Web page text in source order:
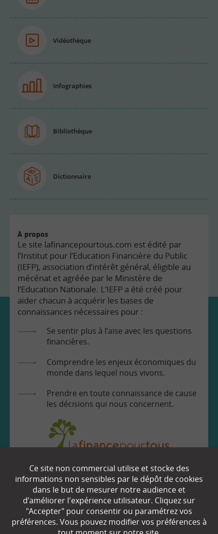
Vidéothèque
Infographies
Bibliothèque
Dictionnaire
À propos
Le site lafinancepourtous.com est édité par
l’Institut pour l’Education Financière du Public
(IEFP), association d’intérêt général, éligible au
mécénat et agréée par le Ministère de
l’Education Nationale. L’IEFP a été créé pour
aider chacun à acquérir les bases de
connaissances nécessaires pour :
Se sentir plus à l’aise avec les questions
financières.
Comprendre les enjeux économiques du
monde dans lequel nous vivons.
Prendre en toute connaissance de cause
les décisions qui nous concernent.
EN SAVOIR
Qui sommes-nous ?
Partenaires
Ce site non commercial utilise et stocke des
informations non sensibles par le dépôt de cookies
dans le but de mesurer notre audience et
d’améliorer l'expérience utilisateur. Cliquez sur
"Accepter" pour consentir ou paramétrez vos
préférences. Vous pouvez modifier vos préférences à